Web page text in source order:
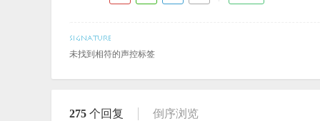
未找到相符的声控标签
275 个回复 倒序浏览